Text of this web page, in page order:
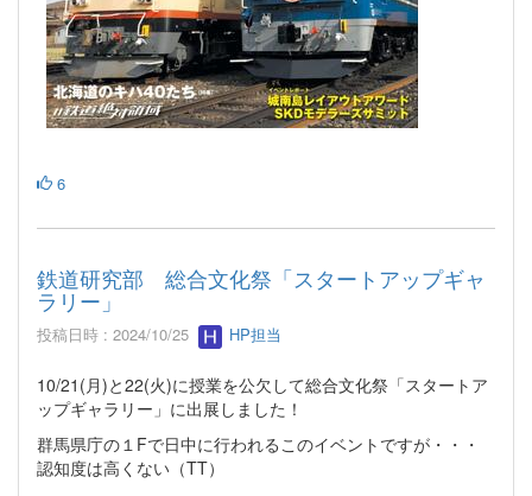
6
鉄道研究部 総合文化祭「スタートアップギャ
ラリー」
投稿日時 : 2024/10/25 HP担当
10/21(月)と22(火)に授業を公欠して総合文化祭「スタートア
ップギャラリー」に出展しました！
群馬県庁の１Fで日中に行われるこのイベントですが・・・
認知度は高くない（TT）